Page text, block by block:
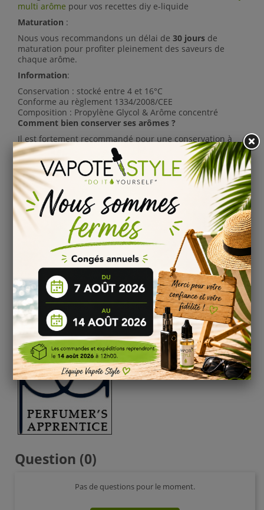
multi arôme pour vos recettes diy e-liquide
Maturation :
Nous vous recommandons un délai de 30 jours de
maturation pour profiter pleinement des saveurs de
chaque arôme.
Information:
Conservation : stocké entre 4 et 16°C
Conforme au règlement 1334/2008/CEE
Composition : Propylène Glycol & Arôme concentré
Comment bien conserver ses arômes ?
Il est fortement recommandé pour une conservation à
long terme de stocker les
ou unconcentré e-
liquideà température basse... toutes les informations
sont disponibles dans la rubriqueinformation.
Comment bien steeper son e-liquide diy ?
La maturation d'un e-liquide diy est essentiel et
importante afin d'obtenir le meilleur de l'arôme diy ou
sont concentré e-liquide.
Nous vous invitons à bien lire les
informations
sur la
méthodologie de la maturation de vos arômes diy et
concentré diy.
Ajouter des Additifs ?
Vous souhaitez ajouter des effets sucrées, acidulées,
caramélisées etc. ou tout autres effets à vos e-liquides
diy, pensez à consulter notre tuto dédié auxadditifs diy ,
vous pourrez ainsi et facilement trouver les additifs diy
que vous avez besoin
Question (0)
Pas de questions pour le moment.